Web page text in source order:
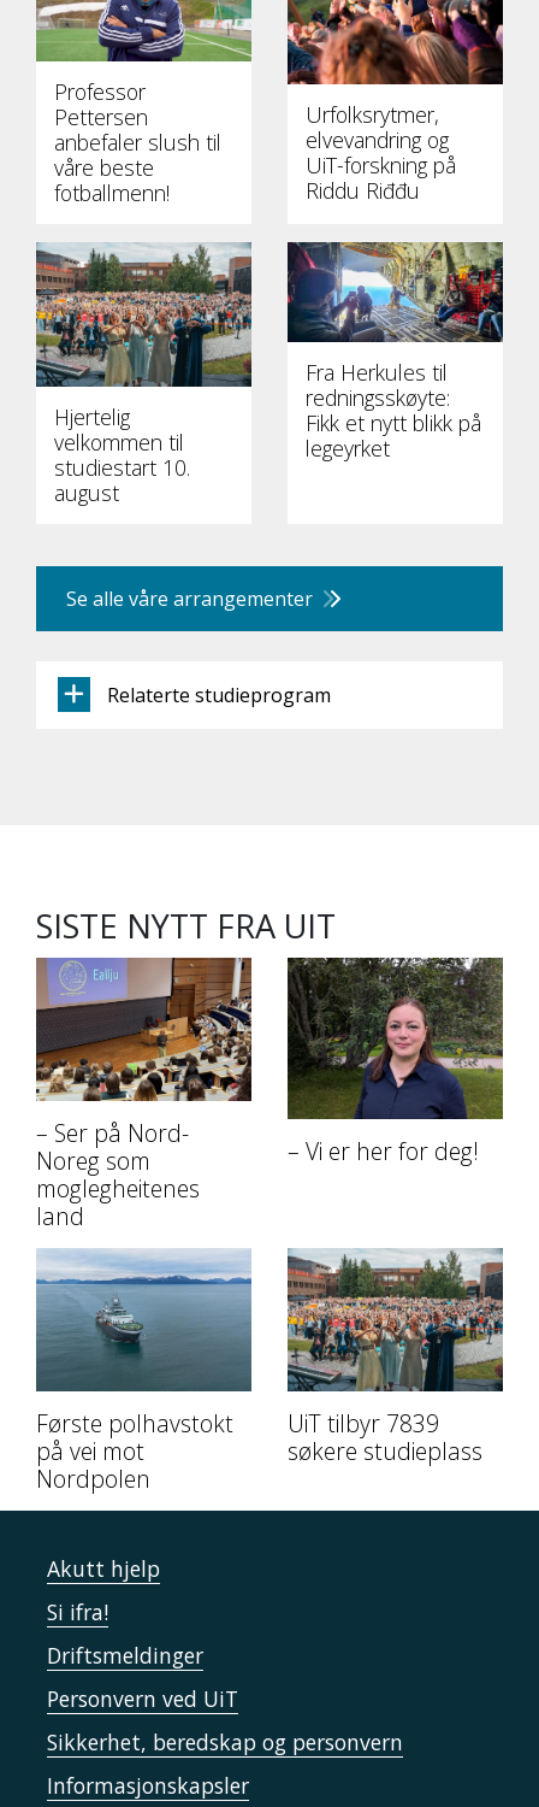
Professor
Pettersen
anbefaler slush til
våre beste
fotballmenn!
Urfolksrytmer,
elvevandring og
UiT-forskning på
Riddu Riđđu
Hjertelig
velkommen til
studiestart 10.
august
Fra Herkules til
redningsskøyte:
Fikk et nytt blikk på
legeyrket
Se alle våre arrangementer
Relaterte studieprogram
SISTE NYTT FRA UIT
– Ser på Nord-
Noreg som
moglegheitenes
land
– Vi er her for deg!
Første polhavstokt
på vei mot
Nordpolen
UiT tilbyr 7839
søkere studieplass
Akutt hjelp
Si ifra!
Driftsmeldinger
Personvern ved UiT
Sikkerhet, beredskap og personvern
Informasjonskapsler